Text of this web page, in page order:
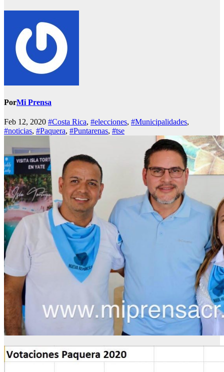
PorMi Prensa
Feb 12, 2020 #Costa Rica, #elecciones, #Municipalidades,
#noticias, #Paquera, #Puntarenas, #tse